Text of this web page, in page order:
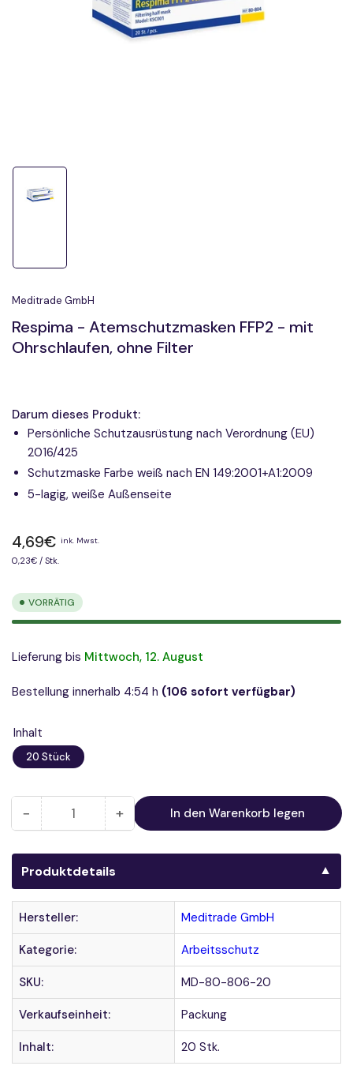
1
in
Modal
Meditrade GmbH
Respima - Atemschutzmasken FFP2 - mit
Ohrschlaufen, ohne Filter
Darum dieses Produkt:
Persönliche Schutzausrüstung nach Verordnung (EU)
2016/425
Schutzmaske Farbe weiß nach EN 149:2001+A1:2009
5-lagig, weiße Außenseite
Normaler
Preis
4,69€ ink. Mwst.
Preis
0,23€ / pro
Stk.
VORRÄTIG
Lieferung bis Mittwoch, 12. August
Bestellung innerhalb 4:54 h (106 sofort verfügbar)
Inhalt
20 Stück
− Menge
für
Respima
-
Atemschutzmasken
FFP2
-
mit
Ohrschlaufen,
ohne
Filter
Anzahl +Menge
für
-
Atemschutzmasken
FFP2
Ohrschlaufen,
Filter
In den Warenkorb legen
Produktdetails
Hersteller: Meditrade GmbH
Kategorie: Arbeitsschutz
SKU: MD-80-806-20
Verkaufseinheit: Packung
Inhalt: 20 Stk.